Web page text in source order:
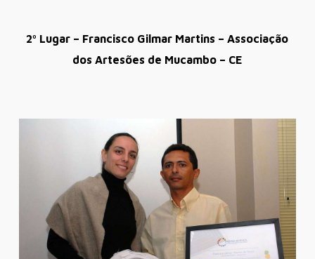
2º Lugar – Francisco Gilmar Martins – Associação
dos Artesões de Mucambo – CE